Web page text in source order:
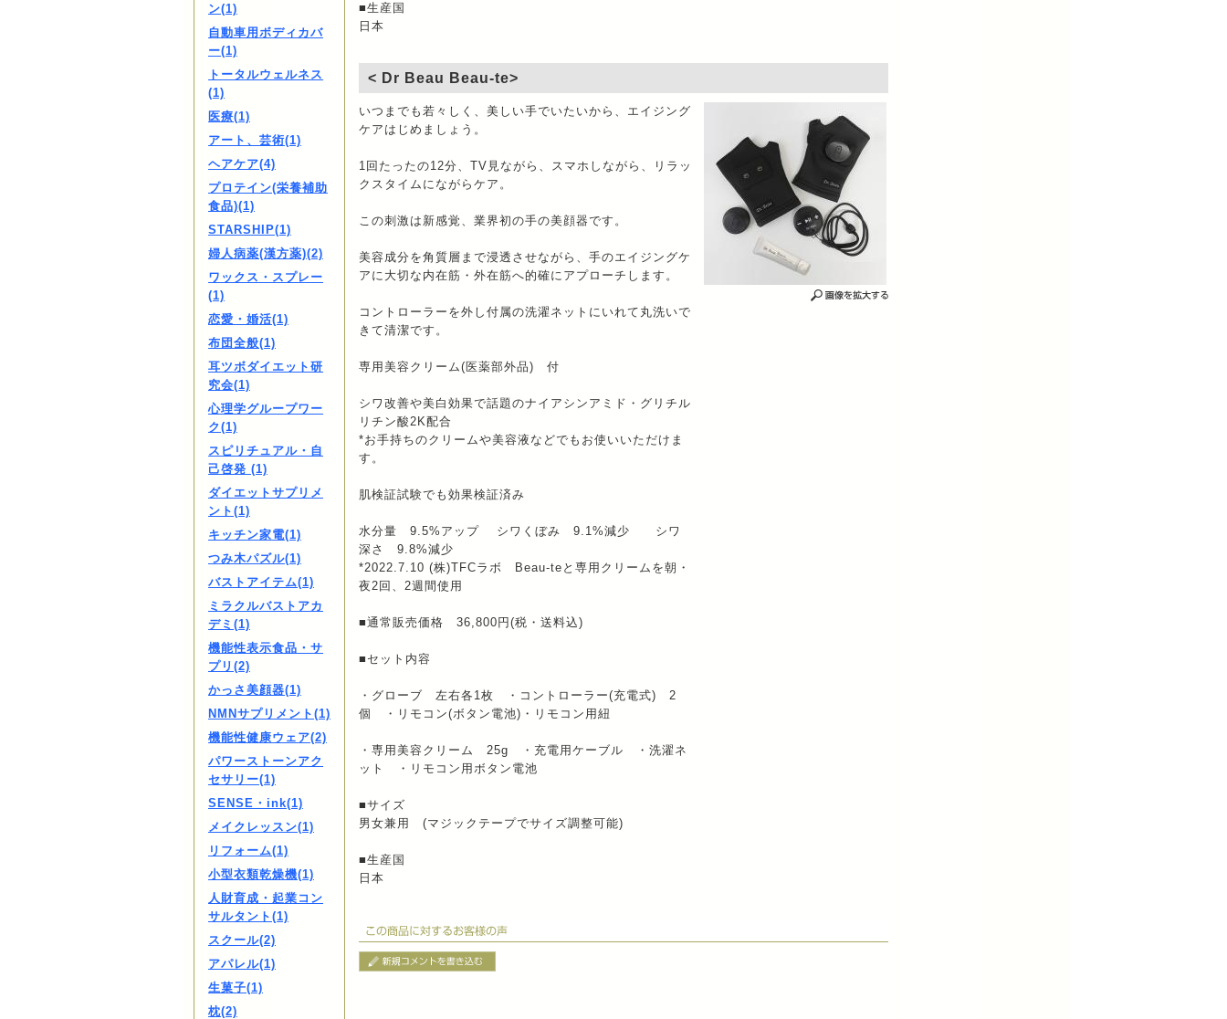
ン(1)
自動車用ボディカバ
ー(1)
トータルウェルネス
(1)
医療(1)
アート、芸術(1)
ヘアケア(4)
プロテイン(栄養補助
食品)(1)
STARSHIP(1)
婦人病薬(漢方薬)(2)
ワックス・スプレー
(1)
恋愛・婚活(1)
布団全般(1)
耳ツボダイエット研
究会(1)
心理学グループワー
ク(1)
スピリチュアル・自
己啓発 (1)
ダイエットサプリメ
ント(1)
キッチン家電(1)
つみ木パズル(1)
バストアイテム(1)
ミラクルバストアカ
デミ(1)
機能性表示食品・サ
プリ(2)
かっさ美顔器(1)
NMNサプリメント(1)
機能性健康ウェア(2)
パワーストーンアク
セサリー(1)
SENSE・ink(1)
メイクレッスン(1)
リフォーム(1)
小型衣類乾燥機(1)
人財育成・起業コン
サルタント(1)
スクール(2)
アパレル(1)
生菓子(1)
枕(2)
■生産国
日本
< Dr Beau Beau-te>
いつまでも若々しく、美しい手でいたいから、エイジング
ケアはじめましょう。
1回たったの12分、TV見ながら、スマホしながら、リラッ
クスタイムにながらケア。
この刺激は新感覚、業界初の手の美顔器です。
美容成分を角質層まで浸透させながら、手のエイジングケ
アに大切な内在筋・外在筋へ的確にアプローチします。
コントローラーを外し付属の洗濯ネットにいれて丸洗いで
きて清潔です。
専用美容クリーム(医薬部外品) 付
シワ改善や美白効果で話題のナイアシンアミド・グリチル
リチン酸2K配合
*お手持ちのクリームや美容液などでもお使いいただけま
す。
肌検証試験でも効果検証済み
水分量 9.5%アップ シワくぼみ 9.1%減少 シワ
深さ 9.8%減少
*2022.7.10 (株)TFCラボ Beau-teと専用クリームを朝・
夜2回、2週間使用
■通常販売価格 36,800円(税・送料込)
■セット内容
・グローブ 左右各1枚 ・コントローラー(充電式) 2
個 ・リモコン(ボタン電池)・リモコン用紐
・専用美容クリーム 25g ・充電用ケーブル ・洗濯ネ
ット ・リモコン用ボタン電池
■サイズ
男女兼用 (マジックテープでサイズ調整可能)
■生産国
日本